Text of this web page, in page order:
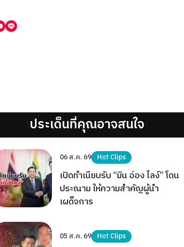
';ประเด็นที่คุณอาจสนใจ';
06 ส.ค. 69 Hot Clips
เปิดทำเนียบรับ “มิน อ่อง ไลง์” โดน
ประณาม ให้ความสำคัญผู้นำ
เผด็จการ
05 ส.ค. 69 Hot Clips